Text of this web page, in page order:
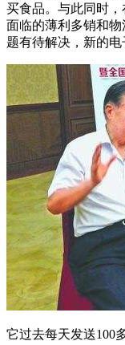
买食品。与此同时
面临的薄利多销和
题有待解决，新的
它过去每天发送100